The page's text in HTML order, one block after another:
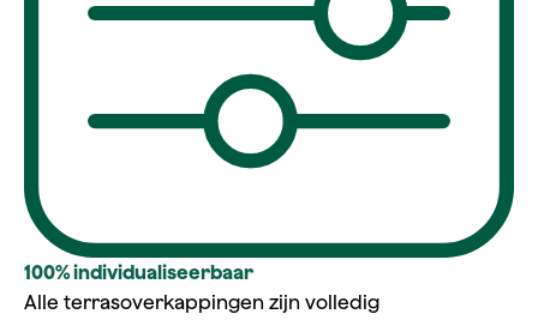
100% individualiseerbaar
Alle terrasoverkappingen zijn volledig